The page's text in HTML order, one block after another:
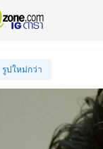
รูปใหม่กว่า